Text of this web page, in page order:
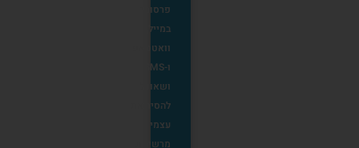
פרסומי
במייל,
וואטסאפ
ו-SMS
ושאוכל
להסיר את
עצמי
מרשימת